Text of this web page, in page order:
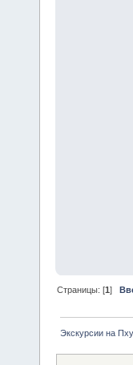
Страницы: [1]
Экскурсии на